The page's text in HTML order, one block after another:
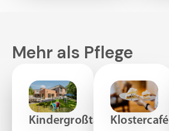
Mehr als Pflege
Kindergroßtagespflege
Klostercafé